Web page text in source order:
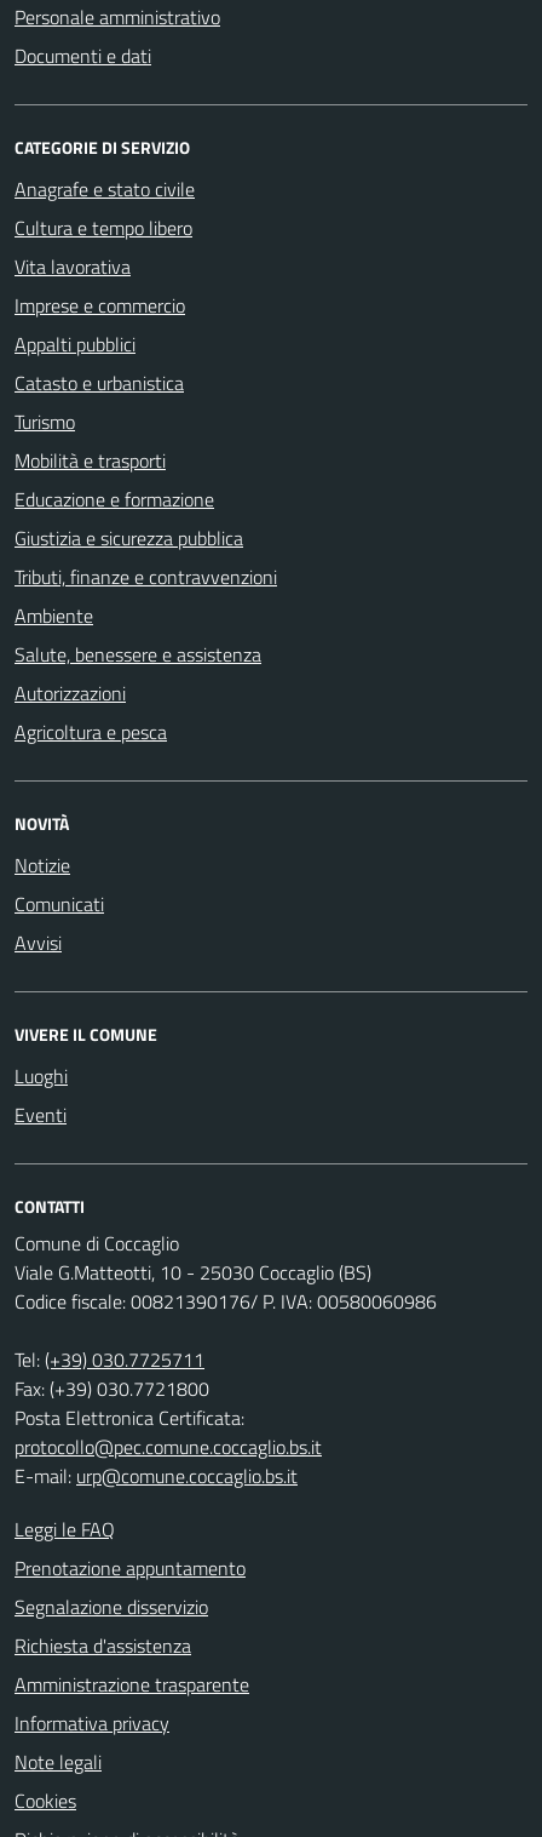
Personale amministrativo
Documenti e dati
CATEGORIE DI SERVIZIO
Anagrafe e stato civile
Cultura e tempo libero
Vita lavorativa
Imprese e commercio
Appalti pubblici
Catasto e urbanistica
Turismo
Mobilità e trasporti
Educazione e formazione
Giustizia e sicurezza pubblica
Tributi, finanze e contravvenzioni
Ambiente
Salute, benessere e assistenza
Autorizzazioni
Agricoltura e pesca
NOVITÀ
Notizie
Comunicati
Avvisi
VIVERE IL COMUNE
Luoghi
Eventi
CONTATTI
Comune di Coccaglio
Viale G.Matteotti, 10 - 25030 Coccaglio (BS)
Codice fiscale: 00821390176/ P. IVA: 00580060986
Tel:(+39) 030.7725711
Fax: (+39) 030.7721800
Posta Elettronica Certificata:
protocollo@pec.comune.coccaglio.bs.it
E-mail: urp@comune.coccaglio.bs.it
Leggi le FAQ
Prenotazione appuntamento
Segnalazione disservizio
Richiesta d'assistenza
Amministrazione trasparente
Informativa privacy
Note legali
Cookies